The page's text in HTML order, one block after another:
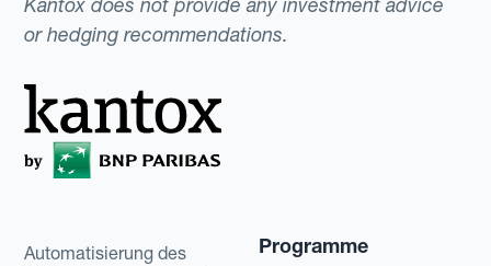
Kantox does not provide any investment advice
or hedging recommendations.
Automatisierung des
Programme